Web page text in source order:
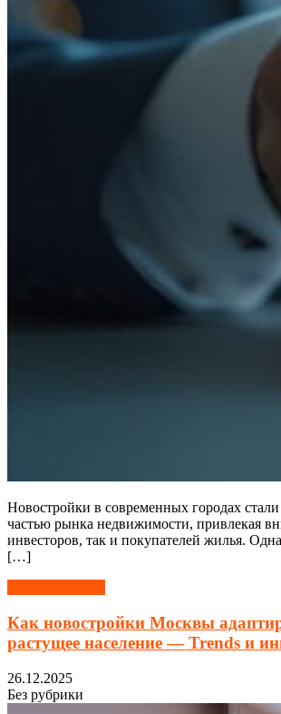
Новостройки в современных городах
частью рынка недвижимости, привлекая
инвесторов, так и покупателей жилья.
[…]
Как новостройки Москвы
растущее население — Trends и
26.12.2025
Без рубрики